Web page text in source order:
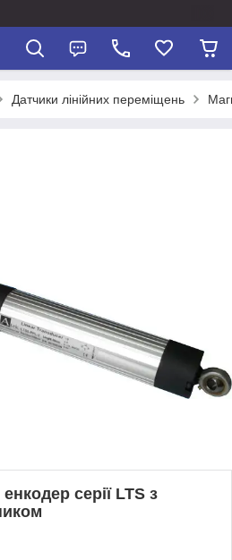
Датчики лінійних переміщень
серії LTS з